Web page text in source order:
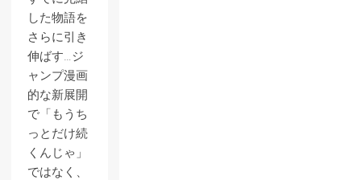
した物語を
さらに引き
伸ばす…ジ
ャンプ漫画
的な新展開
で「もうち
っとだけ続
くんじゃ」
ではなく、